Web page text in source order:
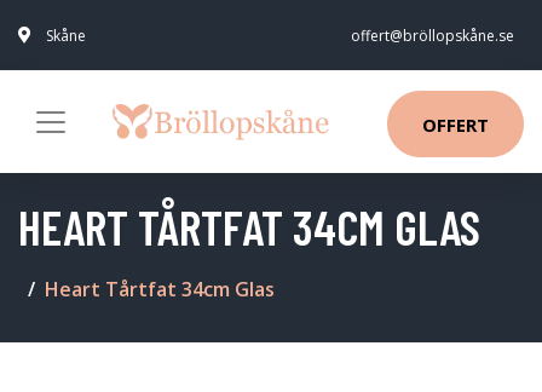
Skåne offert@bröllopskåne.se
OFFERT
HEART TÅRTFAT 34CM GLAS
Heart Tårtfat 34cm Glas